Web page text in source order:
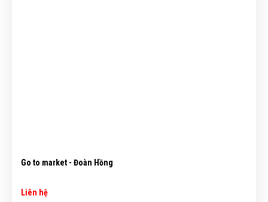
Go to market - Đoàn Hồng
Liên hệ